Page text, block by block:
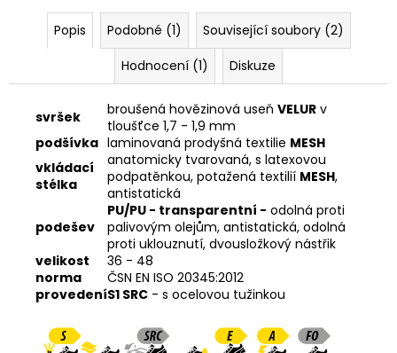
Popis Podobné (1)
Související soubory (2)
Hodnocení (1)
Diskuze
svršek broušená hovězinová useň VELUR v
tloušťce 1,7 - 1,9 mm
podšívka laminovaná prodyšná textilie MESH
vkládací
stélka
anatomicky tvarovaná, s latexovou
podpatěnkou, potažená textilií MESH,
antistatická
podešev
PU/PU - transparentní - odolná proti
palivovým olejům, antistatická, odolná
proti uklouznutí, dvousložkový nástřik
velikost
36 - 48
norma
ČSN EN ISO 20345:2012
provedeníS1 SRC - s ocelovou tužinkou